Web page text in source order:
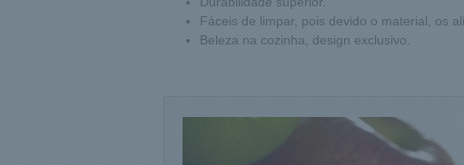
Fáceis de limpar, pois devido o material, os
Beleza na cozinha, design exclusivo.